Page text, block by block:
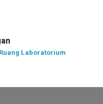
Ruang Laboratorium